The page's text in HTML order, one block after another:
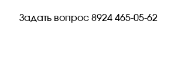
Задать вопрос 8924 465-05-62